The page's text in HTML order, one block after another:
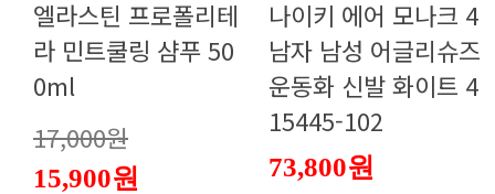
0ml
17,000원
15,900원
15445-102
73,800원